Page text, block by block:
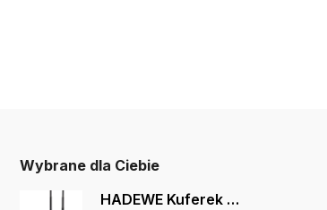
Wybrane dla Ciebie
HADEWE Kuferek mobilny standard